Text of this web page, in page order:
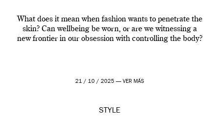
What does it mean when fashion wants to penetrate the
skin? Can wellbeing be worn, or are we witnessing a
new frontier in our obsession with controlling the body?
21 / 10 / 2025 — VER MÁS
STYLE